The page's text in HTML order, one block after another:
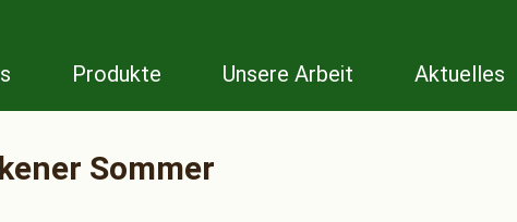
Produkte Unsere Arbeit Aktuelles
Sommer